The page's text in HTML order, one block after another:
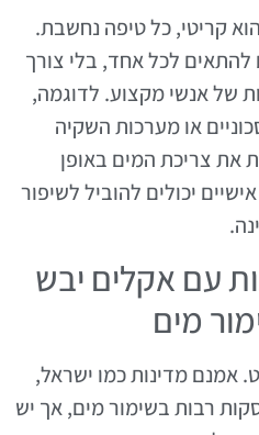
קריטי, כל טיפה נחשבת.
להתאים לכל אחד, בלי צורך
של אנשי מקצוע. לדוגמה,
או מערכות השקיה
את צריכת המים באופן
יכולים להוביל לשיפור
עם אקלים יבש
מים
אמנם מדינות כמו ישראל,
רבות בשימור מים, אך יש